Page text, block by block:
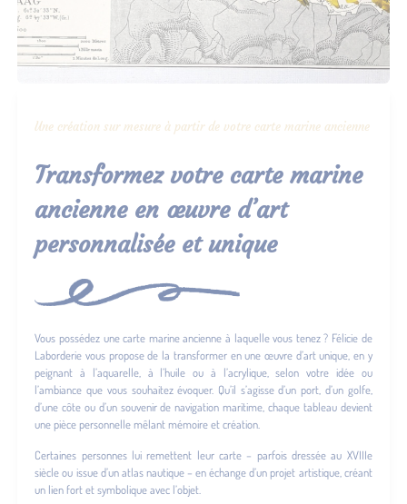
Une création sur mesure à partir de votre carte marine ancienne
Transformez votre carte marine
ancienne en œuvre d’art
personnalisée et unique
Vous possédez une carte marine ancienne à laquelle vous tenez ? Félicie de
Laborderie vous propose de la transformer en une œuvre d’art unique, en y
peignant à l’aquarelle, à l’huile ou à l’acrylique, selon votre idée ou
l’ambiance que vous souhaitez évoquer. Qu’il s’agisse d’un port, d’un golfe,
d’une côte ou d’un souvenir de navigation maritime, chaque tableau devient
une pièce personnelle mêlant mémoire et création.
Certaines personnes lui remettent leur carte – parfois dressée au XVIIIe
siècle ou issue d’un atlas nautique – en échange d’un projet artistique, créant
un lien fort et symbolique avec l’objet.